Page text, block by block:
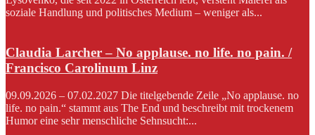
soziale Handlung und politisches Medium – weniger als...
Claudia Larcher – No applause. no life. no pain. /
Francisco Carolinum Linz
09.09.2026 – 07.02.2027 Die titelgebende Zeile „No applause. no
life. no pain.“ stammt aus The End und beschreibt mit trockenem
Humor eine sehr menschliche Sehnsucht:...